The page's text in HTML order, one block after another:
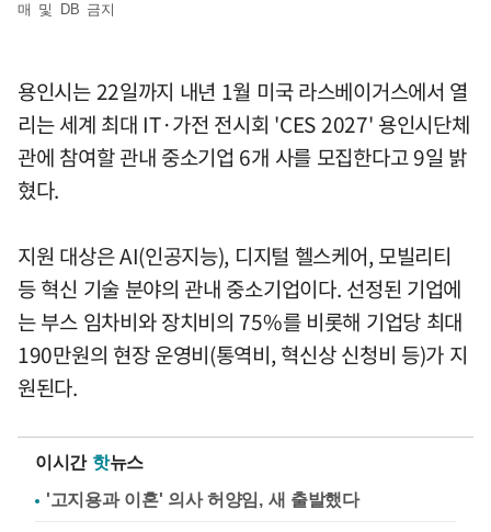
매 및 DB 금지
용인시는 22일까지 내년 1월 미국 라스베이거스에서 열
리는 세계 최대 IT·가전 전시회 'CES 2027' 용인시단체
관에 참여할 관내 중소기업 6개 사를 모집한다고 9일 밝
혔다.
지원 대상은 AI(인공지능), 디지털 헬스케어, 모빌리티
등 혁신 기술 분야의 관내 중소기업이다. 선정된 기업에
는 부스 임차비와 장치비의 75%를 비롯해 기업당 최대
190만원의 현장 운영비(통역비, 혁신상 신청비 등)가 지
원된다.
이시간 핫뉴스
'고지용과 이혼' 의사 허양임, 새 출발했다